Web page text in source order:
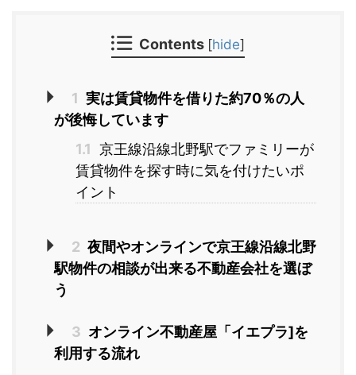
Contents [hide]
1 実は賃貸物件を借りた約70％の人
が後悔しています
1.1 京王線沿線北野駅でファミリーが
賃貸物件を探す時に気を付けたいポ
イント
2 夜間やオンラインで京王線沿線北野
駅物件の相談が出来る不動産会社を選ぼ
う
3 オンライン不動産屋「イエプラ]を
利用する流れ